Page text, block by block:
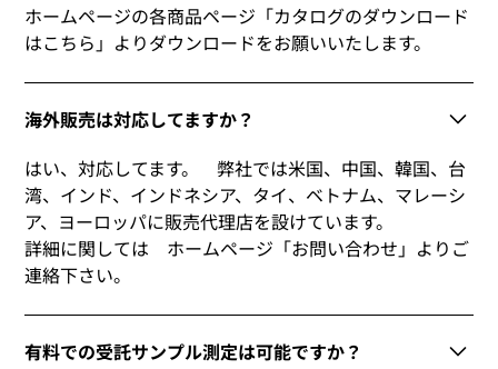
ホームページの各商品ページ「カタログのダウンロード
はこちら」よりダウンロードをお願いいたします。
海外販売は対応してますか？
はい、対応してます。 弊社では米国、中国、韓国、台
湾、インド、インドネシア、タイ、ベトナム、マレーシ
ア、ヨーロッパに販売代理店を設けています。
詳細に関しては ホームページ「お問い合わせ」よりご
連絡下さい。
有料での受託サンプル測定は可能ですか？